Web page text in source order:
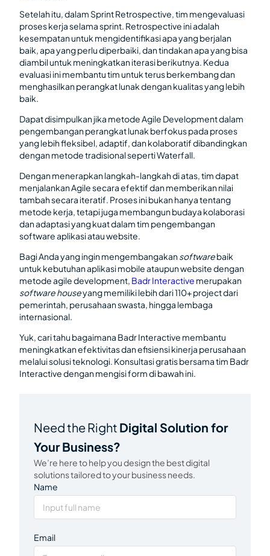
Setelah itu, dalam Sprint Retrospective, tim mengevaluasi
proses kerja selama sprint. Retrospective ini adalah
kesempatan untuk mengidentifikasi apa yang berjalan
baik, apa yang perlu diperbaiki, dan tindakan apa yang bisa
diambil untuk meningkatkan iterasi berikutnya. Kedua
evaluasi ini membantu tim untuk terus berkembang dan
menghasilkan perangkat lunak dengan kualitas yang lebih
baik.
Dapat disimpulkan jika metode Agile Development dalam
pengembangan perangkat lunak berfokus pada proses
yang lebih fleksibel, adaptif, dan kolaboratif dibandingkan
dengan metode tradisional seperti Waterfall.
Dengan menerapkan langkah-langkah di atas, tim dapat
menjalankan Agile secara efektif dan memberikan nilai
tambah secara iteratif. Proses ini bukan hanya tentang
metode kerja, tetapi juga membangun budaya kolaborasi
dan adaptasi yang kuat dalam tim pengembangan
software aplikasi atau website.
Bagi Anda yang ingin mengembangakansoftwarebaik
untuk kebutuhan aplikasi mobile ataupun website dengan
metode agile development, Badr Interactive merupakan
software houseyang memiliki lebih dari 110+ project dari
pemerintah, perusahaan swasta, hingga lembaga
internasional.
Yuk, cari tahu bagaimana Badr Interactive membantu
meningkatkan efektivitas dan efisiensi kinerja perusahaan
melalui solusi teknologi. Konsultasi gratis bersama tim Badr
Interactive dengan mengisi form di bawah ini.
Need the Right Digital Solution for
Your Business?
We’re here to help you design the best digital
solutions tailored to your business needs.
Name
Email